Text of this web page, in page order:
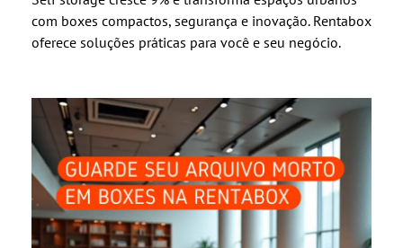
com boxes compactos, segurança e inovação. Rentabox
oferece soluções práticas para você e seu negócio.